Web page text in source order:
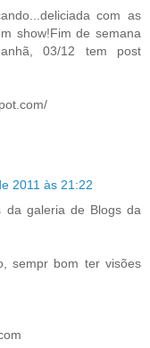
com as
show!Fim de semana
03/12 tem post
2011 às 21:22
da galeria de Blogs da
sempr bom ter visões